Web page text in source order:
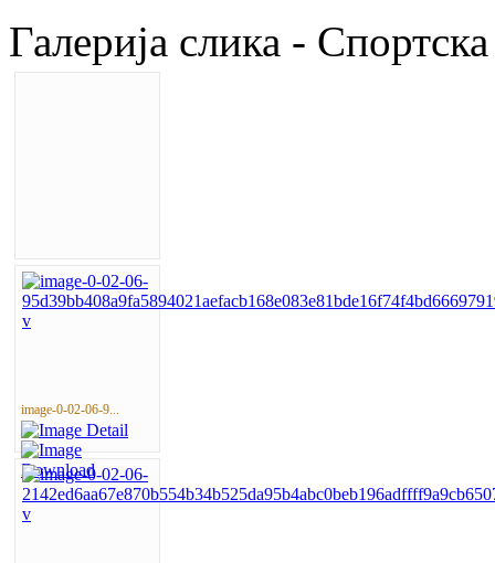
Галерија слика -
image-0-02-06-9...